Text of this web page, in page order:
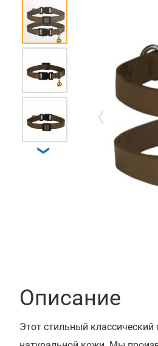
❯
Описание
Этот стильный